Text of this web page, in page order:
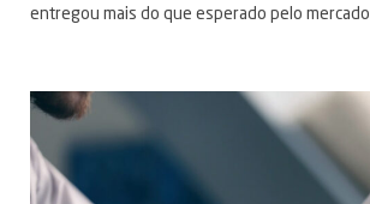
entregou mais do que esperado pelo mercado